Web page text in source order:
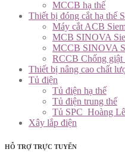
MCCB hạ thế
Thiết bị đóng cắt hạ thế
Máy cắt ACB
MCB SINOVA
MCCB SINOVA
RCCB Chống giật
Thiết bị nâng cao chất
Tủ điện
Tủ điện hạ thế
Tủ điện trung thế
Tủ SPC_Hoàng
Xây lắp điện
HỖ TRỢ TRỰC TUYẾN